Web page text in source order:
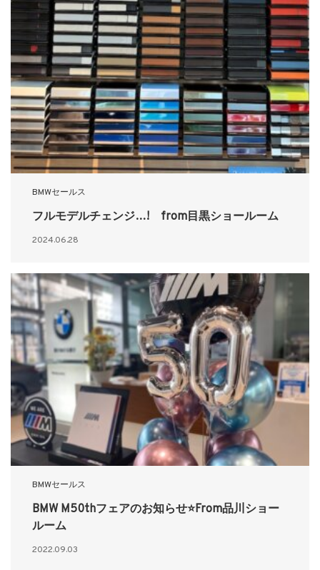
BMWセールス
フルモデルチェンジ…! from目黒ショールーム
2024.06.28
BMWセールス
BMW M50thフェアのお知らせ⭐From品川ショー
ルーム
2022.09.03